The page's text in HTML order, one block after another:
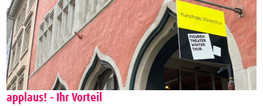
applaus! - Ihr Vorteil